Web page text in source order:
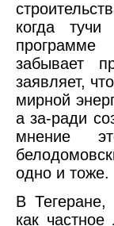
когда
забывает
заявляет,
мирной
а за-ради
мнение
одно и тоже.
В
как